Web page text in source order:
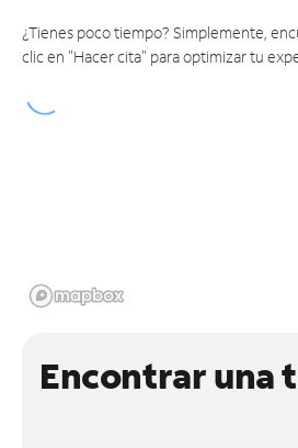
¿Tienes poco tiempo? Simplemente,
clic en "Hacer cita" para optimizar tu
Encontrar una